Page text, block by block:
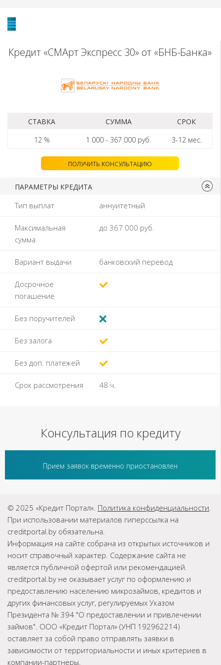
Кредит «СМАрт Экспресс 30» от «БНБ-Банка»
СТАВКА
12 %
СУММА
1 000 - 367 000 руб.
СРОК
3-12 мес.
ПОЛУЧИТЬ КОНСУЛЬТАЦИЮ
ПАРАМЕТРЫ КРЕДИТА
Тип выплат аннуитетный
Максимальная
сумма
до 367 000 руб.
Вариант выдачи банковский перевод
Досрочное
погашение
Без поручителей
Без залога
Без доп. платежей
Срок рассмотрения 48 ч.
Консультация по кредиту
Прием заявок временно приостановлен
© 2025 «Кредит Портал». Политика конфиденциальности.
При использовании материалов гиперссылка на
creditportal.by обязательна.
Информация на сайте собрана из открытых источников и
носит справочный характер. Содержание сайта не
является публичной офертой или рекомендацией.
creditportal.by не оказывает услуг по оформлению и
предоставлению населению микрозаймов, кредитов и
других финансовых услуг, регулируемых Указом
Президента № 394 "О предоставлении и привлечении
займов". ООО «Кредит Портал» (УНП 192962214)
оставляет за собой право отправлять заявки в
зависимости от территориальности и иных критериев в
компании-партнеры.